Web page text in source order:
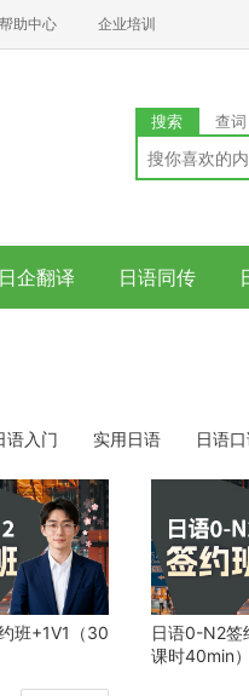
帮助中心 企业培训
搜索 查词
日企翻译 日语同传
语入门 实用日语 日语
班+1V1（30
日语0-N2签
课时40min